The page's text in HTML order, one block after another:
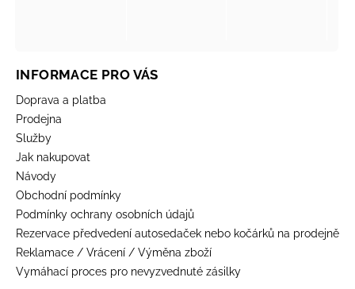
INFORMACE PRO VÁS
Doprava a platba
Prodejna
Služby
Jak nakupovat
Návody
Obchodní podmínky
Podmínky ochrany osobních údajů
Rezervace předvedení autosedaček nebo kočárků na prodejně
Reklamace / Vrácení / Výměna zboží
Vymáhací proces pro nevyzvednuté zásilky